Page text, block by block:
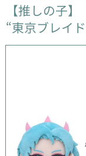
【推しの子】
“東京ブレイ